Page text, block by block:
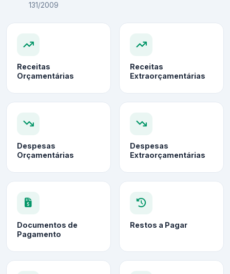
131/2009
Receitas
Orçamentárias
Receitas
Extraorçamentárias
Despesas
Orçamentárias
Despesas
Extraorçamentárias
Documentos de
Pagamento
Restos a Pagar